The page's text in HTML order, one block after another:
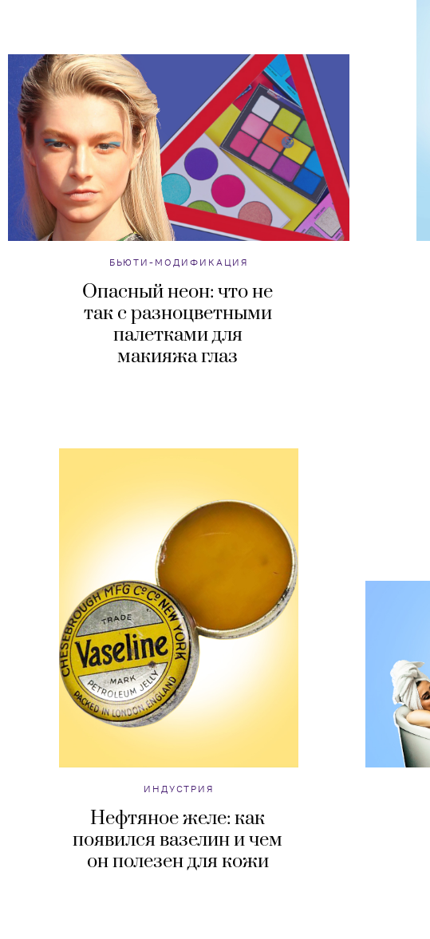
БЬЮТИ-МОДИФИКАЦИЯ
Опасный неон: что не
так с разноцветными
палетками для
макияжа глаз
ИНДУСТРИЯ
Нефтяное желе: как
появился вазелин и чем
он полезен для кожи